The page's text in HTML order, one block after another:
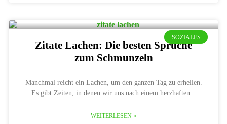
SOZIALES
Zitate Lachen: Die besten Sprüche
zum Schmunzeln
Manchmal reicht ein Lachen, um den ganzen Tag zu erhellen.
Es gibt Zeiten, in denen wir uns nach einem herzhaften
WEITERLESEN »